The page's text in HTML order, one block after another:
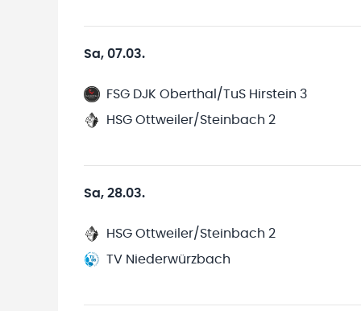
Sa, 07.03.
FSG DJK Oberthal/TuS Hirstein 3
HSG Ottweiler/Steinbach 2
Sa, 28.03.
HSG Ottweiler/Steinbach 2
TV Niederwürzbach